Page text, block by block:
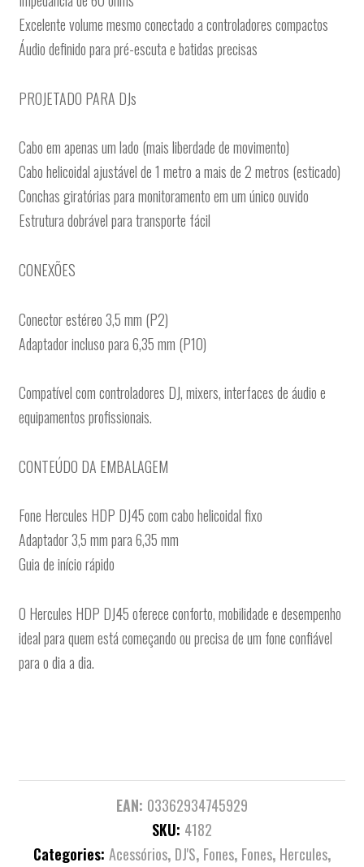
Excelente volume mesmo conectado a controladores compactos
Áudio definido para pré-escuta e batidas precisas
PROJETADO PARA DJs
Cabo em apenas um lado (mais liberdade de movimento)
Cabo helicoidal ajustável de 1 metro a mais de 2 metros (esticado)
Conchas giratórias para monitoramento em um único ouvido
Estrutura dobrável para transporte fácil
CONEXÕES
Conector estéreo 3,5 mm (P2)
Adaptador incluso para 6,35 mm (P10)
Compatível com controladores DJ, mixers, interfaces de áudio e
equipamentos profissionais.
CONTEÚDO DA EMBALAGEM
Fone Hercules HDP DJ45 com cabo helicoidal fixo
Adaptador 3,5 mm para 6,35 mm
Guia de início rápido
O Hercules HDP DJ45 oferece conforto, mobilidade e desempenho
ideal para quem está começando ou precisa de um fone confiável
para o dia a dia.
EAN: 03362934745929
SKU: 4182
Categories: Acessórios, DJ'S, Fones, Fones, Hercules,